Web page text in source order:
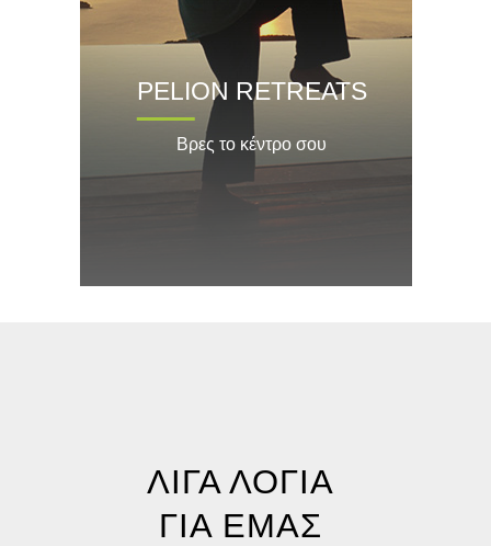
PELION RETREATS
Βρες το κέντρο σου
ΛΙΓΑ ΛΟΓΙΑ
ΓΙΑ ΕΜΑΣ